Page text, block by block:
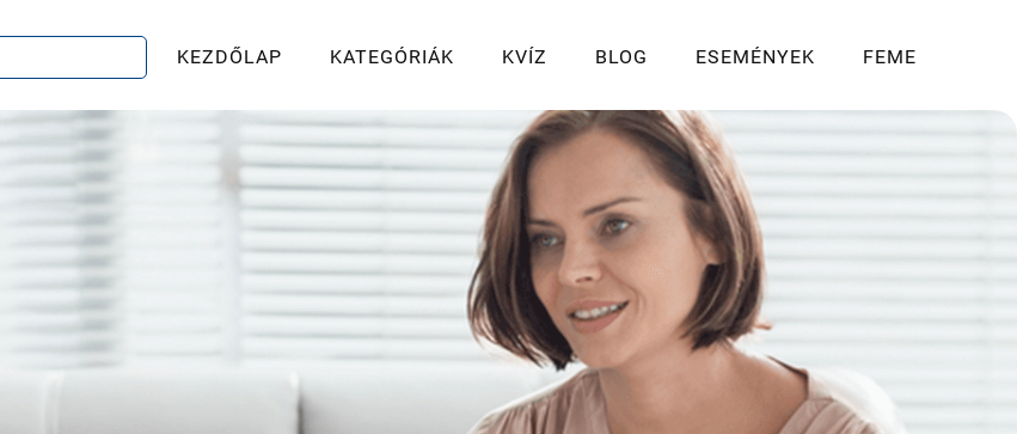
KEZDŐLAP KATEGÓRIÁK KVÍZ BLOG ESEMÉNYEK FEME